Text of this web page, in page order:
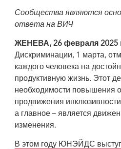
Сообщества являются
ответа на ВИЧ
ЖЕНЕВА, 26 февраля 2025
Дискриминации, 1 марта,
каждого человека на
продуктивную жизнь. Этот
необходимости повышения
продвижения
а главное – является
изменения.
В этом году ЮНЭЙДС